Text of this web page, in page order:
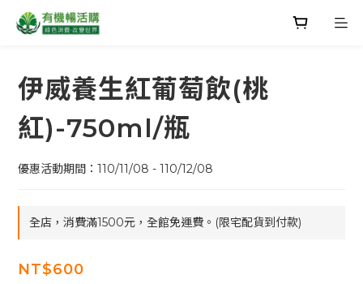
伊威養生紅葡萄飲(桃
紅)-750ml/瓶
優惠活動期間：110/11/08 - 110/12/08
全店，消費滿1500元，全館免運費。(限宅配貨到付款)
NT$600